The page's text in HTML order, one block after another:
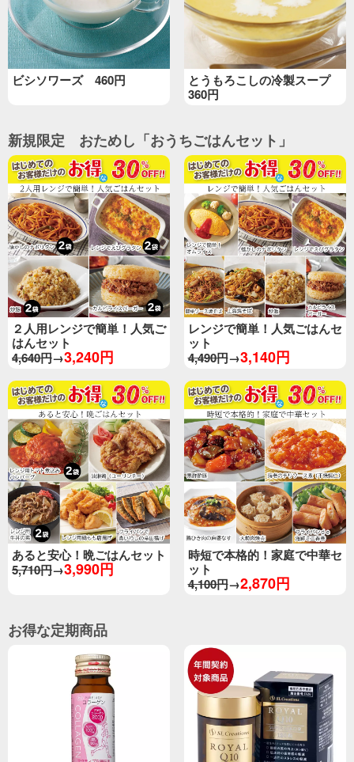
ビシソワーズ 460円
とうもろこしの冷製スープ
360円
新規限定 おためし「おうちごはんセット」
２人用レンジで簡単！人気ご
はんセット
4,640円→3,240円
レンジで簡単！人気ごはんセ
ット
4,490円→3,140円
あると安心！晩ごはんセット
5,710円→3,990円
時短で本格的！家庭で中華セ
ット
4,100円→2,870円
お得な定期商品